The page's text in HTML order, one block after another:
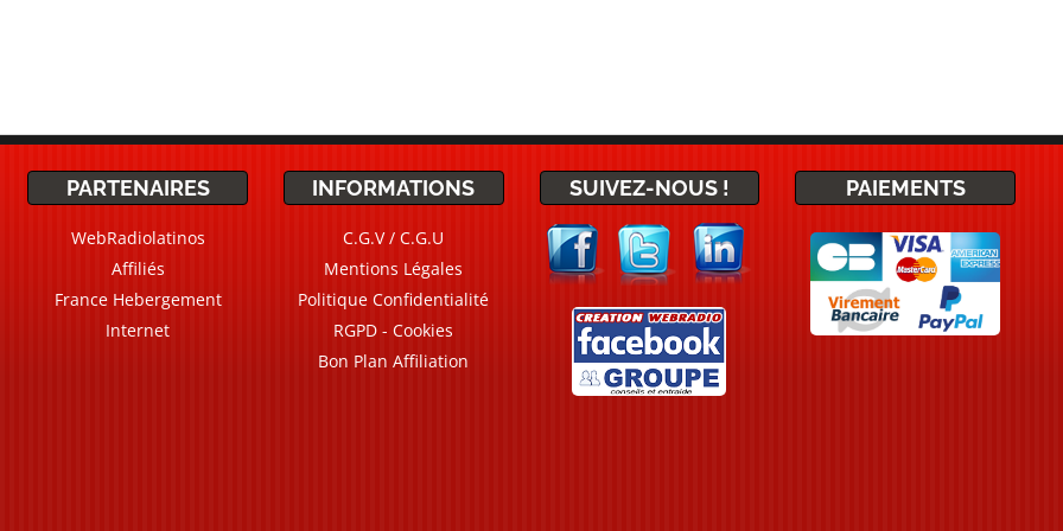
PARTENAIRES
WebRadiolatinos
Affiliés
France Hebergement
Internet
INFORMATIONS
C.G.V / C.G.U
Mentions Légales
Politique Confidentialité
RGPD - Cookies
Bon Plan Affiliation
SUIVEZ-NOUS ! PAIEMENTS